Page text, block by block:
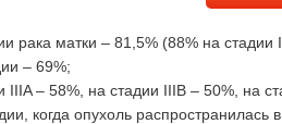
рака матки – 81,5% (88% на стадии
– 69%;
IIIA – 58%, на стадии IIIB – 50%, на
когда опухоль